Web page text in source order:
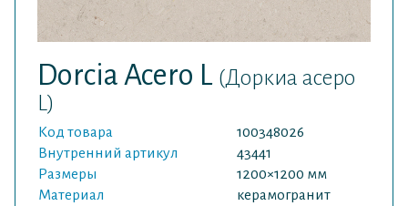
Dorcia Acero L (Доркиа асеро
L)
Код товара
100348026
Внутренний артикул
43441
Размеры
1200×1200 мм
Материал
керамогранит